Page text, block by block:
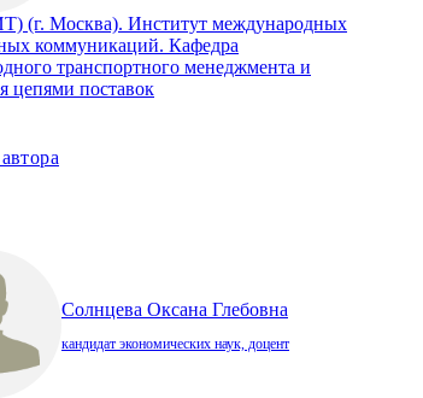
(г. Москва). Институт международных
коммуникаций. Кафедра
транспортного менеджмента и
цепями поставок
Солнцева Оксана Глебовна
кандидат экономических наук, доцент